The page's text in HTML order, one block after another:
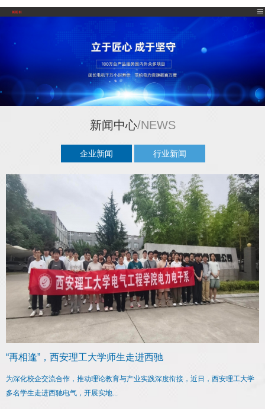
新闻中心/NEWS
企业新闻 行业新闻
“再相逢”，西安理工大学师生走进西驰
为深化校企交流合作，推动理论教育与产业实践深度衔接，近日，西安理工大学
多名学生走进西驰电气，开展实地...